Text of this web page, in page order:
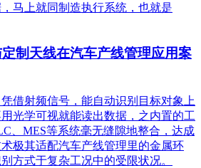
马上就同制造执行系统，也就是
制天线在汽车产线管理应用案
借射频信号，能自动识别目标对象上
光学可视就能读出数据，之内置的工
、MES等系统毫无缝隙地整合，达成
极其适配汽车产线管理里的金属环
方式于复杂工况中的受限状况。